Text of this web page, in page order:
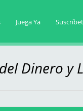
Juega Ya
Dinero y